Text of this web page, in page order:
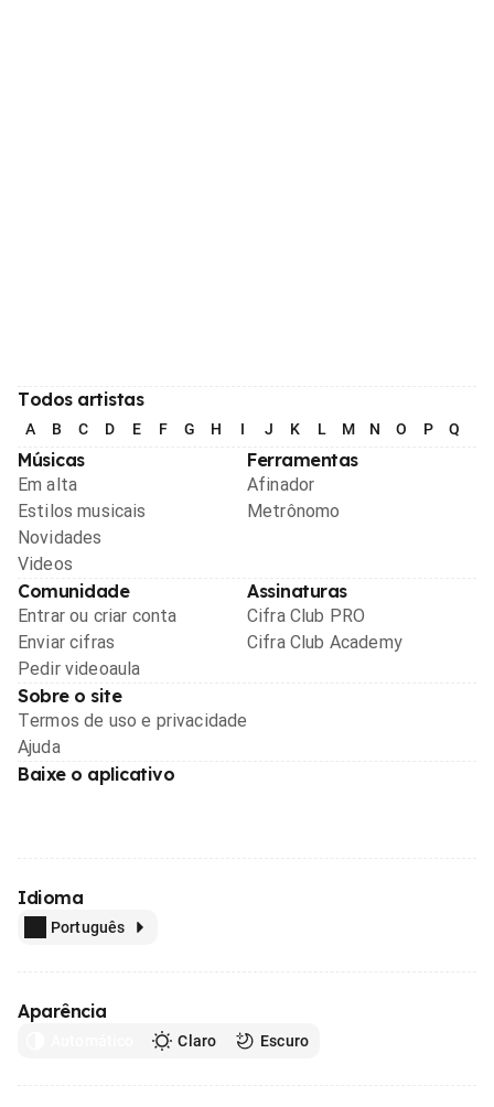
Todos artistas
A B C D E F G H I J K L M N O P Q
Músicas
Em alta
Estilos musicais
Novidades
Videos
Ferramentas
Afinador
Metrônomo
Comunidade
Entrar ou criar conta
Enviar cifras
Pedir videoaula
Assinaturas
Cifra Club PRO
Cifra Club Academy
Sobre o site
Termos de uso e privacidade
Ajuda
Baixe o aplicativo
Idioma
Português
Aparência
Claro Escuro